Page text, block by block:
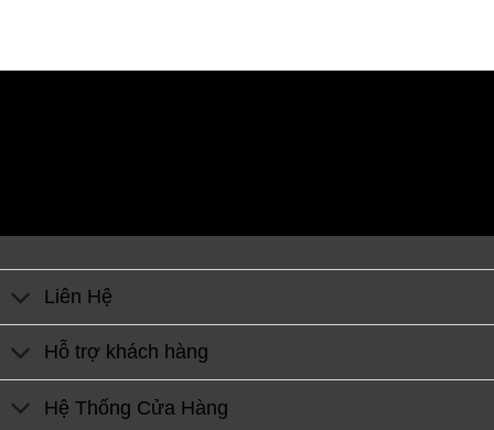
Liên Hệ
Hỗ trợ khách hàng
Hệ Thống Cửa Hàng